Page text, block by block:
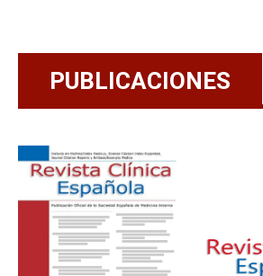
PUBLICACIONES